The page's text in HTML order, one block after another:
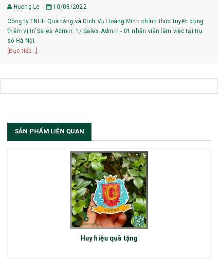
Huong Le 10/08/2022
Công ty TNHH Quà tặng và Dịch Vụ Hoàng Minh chính thức tuyển dụng
thêm vị trí Sales Admin: 1/ Sales Admin - 01 nhân viên làm việc tại trụ
sở Hà Nội.
[Đọc tiếp...]
SẢN PHẨM LIÊN QUAN
Huy hiệu quà tặng